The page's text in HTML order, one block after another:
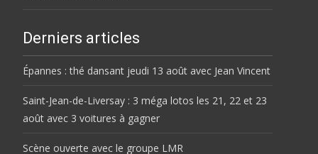
Derniers articles
Épannes : thé dansant jeudi 13 août avec Jean Vincent
Saint-Jean-de-Liversay : 3 méga lotos les 21, 22 et 23
août avec 3 voitures à gagner
Scène ouverte avec le groupe LMR